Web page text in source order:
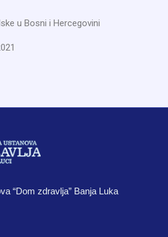
u Bosni i Hercegovini
“Dom zdravlja” Banja Luka